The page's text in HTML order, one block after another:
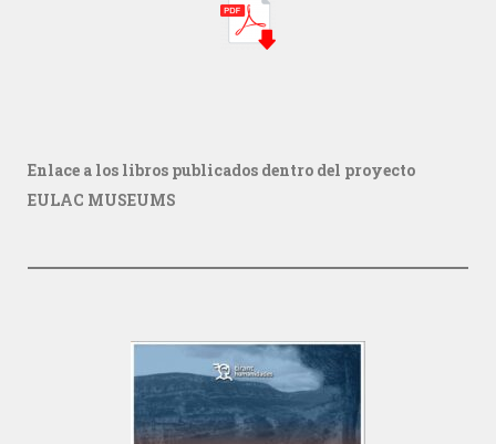
Enlace a los libros publicados dentro del proyecto
EULAC MUSEUMS